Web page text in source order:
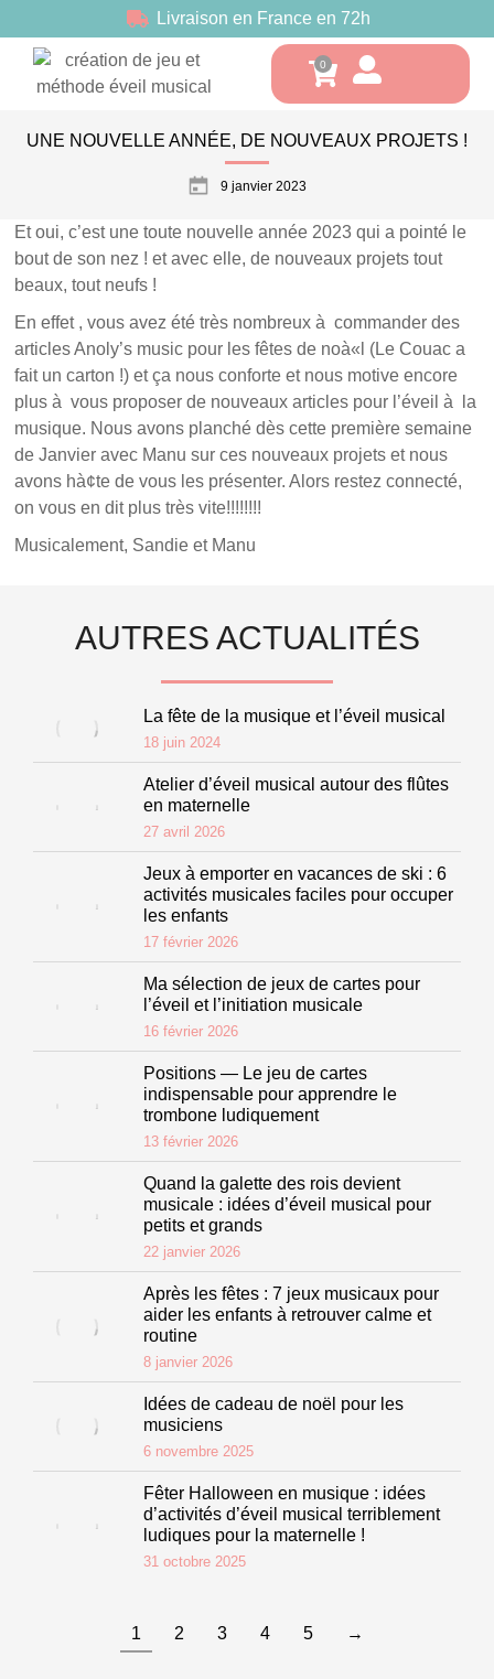
Livraison en France en 72h
UNE NOUVELLE ANNÉE, DE NOUVEAUX PROJETS !
9 janvier 2023
Et oui, c’est une toute nouvelle année 2023 qui a pointé le
bout de son nez ! et avec elle, de nouveaux projets tout
beaux, tout neufs !
En effet , vous avez été très nombreux à commander des
articles Anoly’s music pour les fêtes de noà«l (Le Couac a
fait un carton !) et ça nous conforte et nous motive encore
plus à vous proposer de nouveaux articles pour l’éveil à la
musique. Nous avons planché dès cette première semaine
de Janvier avec Manu sur ces nouveaux projets et nous
avons hà¢te de vous les présenter. Alors restez connecté,
on vous en dit plus très vite!!!!!!!!
Musicalement, Sandie et Manu
AUTRES ACTUALITÉS
La fête de la musique et l’éveil musical
18 juin 2024
Atelier d’éveil musical autour des flûtes
en maternelle
27 avril 2026
Jeux à emporter en vacances de ski : 6
activités musicales faciles pour occuper
les enfants
17 février 2026
Ma sélection de jeux de cartes pour
l’éveil et l’initiation musicale
16 février 2026
Positions — Le jeu de cartes
indispensable pour apprendre le
trombone ludiquement
13 février 2026
Quand la galette des rois devient
musicale : idées d’éveil musical pour
petits et grands
22 janvier 2026
Après les fêtes : 7 jeux musicaux pour
aider les enfants à retrouver calme et
routine
8 janvier 2026
Idées de cadeau de noël pour les
musiciens
6 novembre 2025
Fêter Halloween en musique : idées
d’activités d’éveil musical terriblement
ludiques pour la maternelle !
31 octobre 2025
1 2 3 4 5 →